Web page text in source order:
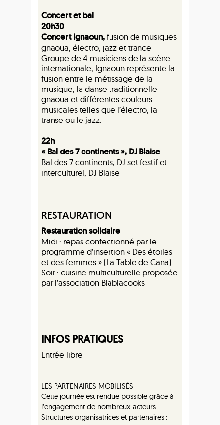
Concert et bal
20h30
Concert Ignaoun,fusion de musiques
gnaoua, électro, jazz et trance
Groupe de 4 musiciens de la scène
internationale, Ignaoun représente la
fusion entre le métissage de la
musique, la danse traditionnelle
gnaoua et différentes couleurs
musicales telles que l’électro, la
transe ou le jazz.
22h
« Bal des 7 continents », DJ Blaise
Bal des 7 continents, DJ set festif et
interculturel, DJ Blaise
RESTAURATION
Restauration solidaire
Midi : repas confectionné par le
programme d’insertion « Des étoiles
et des femmes » (La Table de Cana)
Soir : cuisine multiculturelle proposée
par l’association Blablacooks
INFOS PRATIQUES
Entrée libre
LES PARTENAIRES MOBILISÉS
Cette journée est rendue possible grâce à
l’engagement de nombreux acteurs :
Structures organisatrices et partenaires :